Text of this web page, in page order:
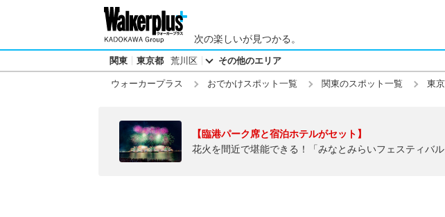
次の楽しいが見つかる。
関東 東京都 荒川区 その他のエリア
ウォーカープラス おでかけスポット一覧 関東のスポット一覧 東
【臨港パーク席と宿泊ホテルがセット】
花火を間近で堪能できる！「みなとみらいフェスティバ